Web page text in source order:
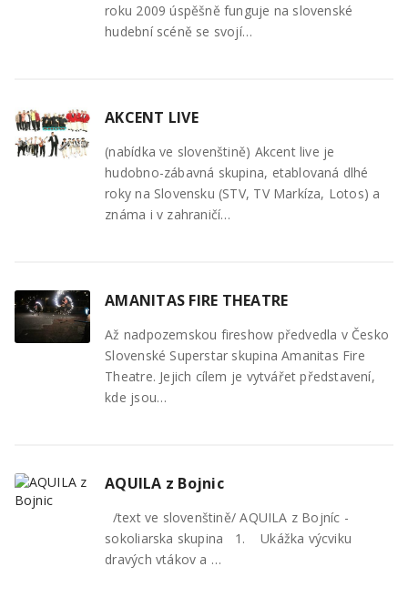
roku 2009 úspěšně funguje na slovenské
hudební scéně se svojí…
AKCENT LIVE
(nabídka ve slovenštině) Akcent live je
hudobno-zábavná skupina, etablovaná dlhé
roky na Slovensku (STV, TV Markíza, Lotos) a
známa i v zahraničí…
AMANITAS FIRE THEATRE
Až nadpozemskou fireshow předvedla v Česko
Slovenské Superstar skupina Amanitas Fire
Theatre. Jejich cílem je vytvářet představení,
kde jsou…
AQUILA z Bojnic
/text ve slovenštině/ AQUILA z Bojníc -
sokoliarska skupina 1. Ukážka výcviku
dravých vtákov a …